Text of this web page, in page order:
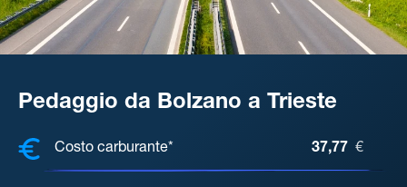
Pedaggio da Bolzano a Trieste
COSTI, DISTANZA, TEMPO DI
Costo carburante* 37,77 €